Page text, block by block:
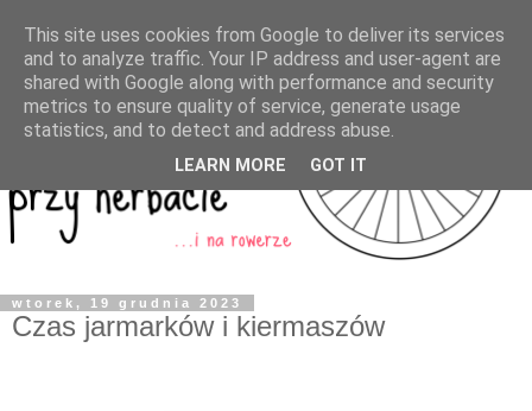
wtorek, 19 grudnia 2023
Czas jarmarków i kiermaszów
This site uses cookies from Google to deliver its services
and to analyze traffic. Your IP address and user-agent are
shared with Google along with performance and security
metrics to ensure quality of service, generate usage
statistics, and to detect and address abuse.
LEARN MORE GOT IT